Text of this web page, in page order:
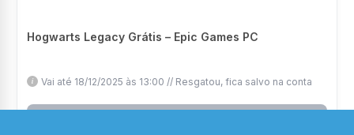
Hogwarts Legacy Grátis – Epic Games PC
Vai até 18/12/2025 às 13:00 // Resgatou, fica salvo na conta